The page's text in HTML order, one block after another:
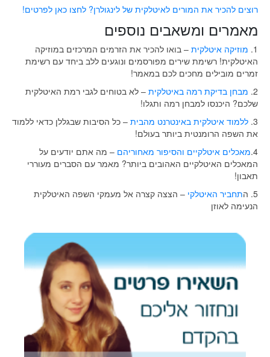
רוצים להכיר את המורים לאיטלקית של לינגולרן? לחצו כאן לפרטים!
מאמרים ומשאבים נוספים
1. מוזיקה איטלקית – בואו להכיר את הזרמים המרכזים במוזיקה
האיטלקית! רשימת שירים מפורסמים ונוגעים ללב ביחד עם רשימת
זמרים מובילים מחכים לכם במאמר!
2. מבחן בדיקת רמה באיטלקית – לא בטוחים לגבי רמת האיטלקית
שלכם? היכנסו למבחן רמה ותגלו!
3. ללמוד איטלקית באינטרנט מהבית – כל הסיבות שבגללן כדאי ללמוד
את השפה הרומנטית ביותר בעולם!
4. מאכלים איטלקיים והסיפור מאחוריהם – מה אתם יודעים על
המאכלים האיטלקיים האהובים ביותר? מאמר עם הסברים מעוררי
תאבון!
5. ה
תחביר האיטלקי – הצצה קצרה אל מעמקי השפה האיטלקית
הנעימה לאוזן